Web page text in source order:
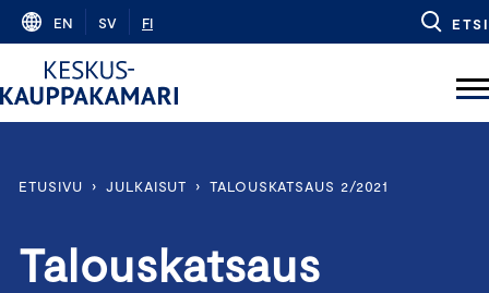
Skip
content
EN SV FI ETSI
ETUSIVU › JULKAISUT › TALOUSKATSAUS 2/2021
Talouskatsaus